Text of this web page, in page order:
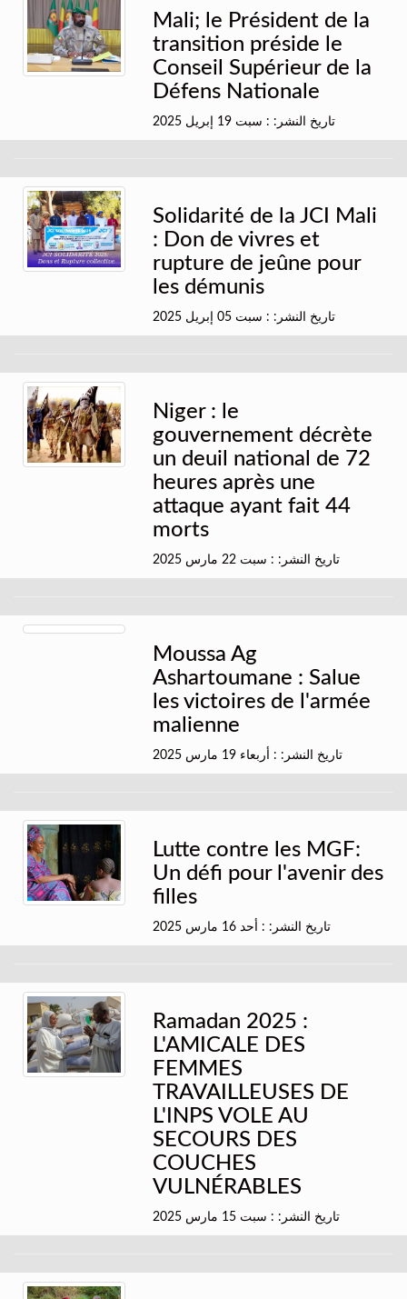
Mali; le Président de la
transition préside le
Conseil Supérieur de la
Défens Nationale
تاريخ النشر: : سبت 19 إبريل 2025
Solidarité de la JCI Mali
: Don de vivres et
rupture de jeûne pour
les démunis
تاريخ النشر: : سبت 05 إبريل 2025
Niger : le
gouvernement décrète
un deuil national de 72
heures après une
attaque ayant fait 44
morts
تاريخ النشر: : سبت 22 مارس 2025
Moussa Ag
Ashartoumane : Salue
les victoires de l'armée
malienne
تاريخ النشر: : أربعاء 19 مارس 2025
Lutte contre les MGF:
Un défi pour l'avenir des
filles
تاريخ النشر: : أحد 16 مارس 2025
Ramadan 2025 :
L'AMICALE DES
FEMMES
TRAVAILLEUSES DE
L'INPS VOLE AU
SECOURS DES
COUCHES
VULNÉRABLES
تاريخ النشر: : سبت 15 مارس 2025